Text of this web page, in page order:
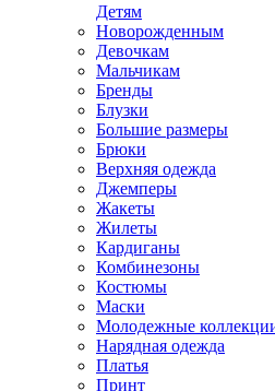
Детям
Новорожденным
Девочкам
Мальчикам
Бренды
Блузки
Большие размеры
Брюки
Верхняя одежда
Джемперы
Жакеты
Жилеты
Кардиганы
Комбинезоны
Костюмы
Маски
Молодежные
Нарядная одежда
Платья
Принт